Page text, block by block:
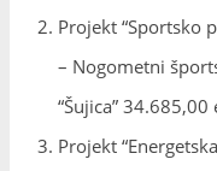
Projekt “Sportsko
– Nogometni
“Šujica” 34.685,00
Projekt